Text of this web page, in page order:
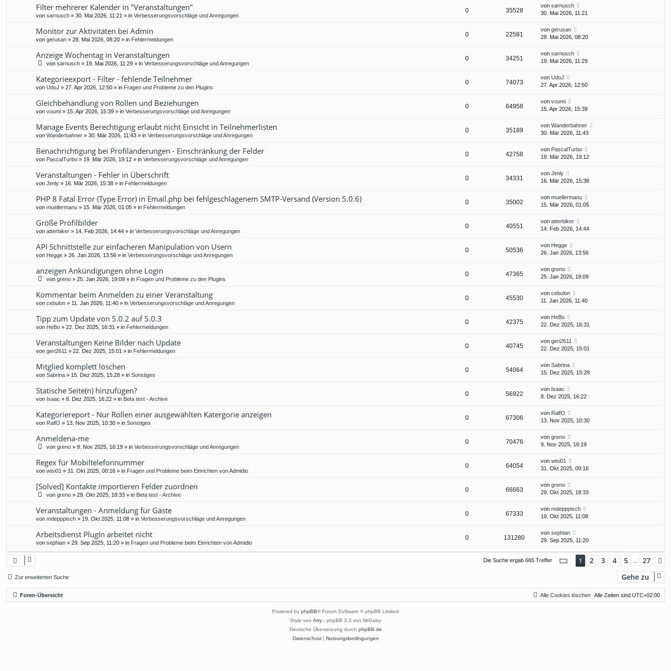
Filter mehrerer Kalender in "Veranstaltungen"
von sarnusch » 30. Mai 2026, 11:21 » in Verbesserungsvorschläge und Anregungen
0 35528
von sarnusch
30. Mai 2026, 11:21
Monitor zur Aktivitäten bei Admin
von gerusan » 28. Mai 2026, 08:20 » in Fehlermeldungen
0 22581
von gerusan
28. Mai 2026, 08:20
Anzeige Wochentag in Veranstaltungen
von sarnusch » 19. Mai 2026, 11:29 » in Verbesserungsvorschläge und Anregungen
0 34251
von sarnusch
19. Mai 2026, 11:29
Kategorieexport - Filter - fehlende Teilnehmer
von UdoJ » 27. Apr 2026, 12:50 » in Fragen und Probleme zu den Plugins
0 74073
von UdoJ
27. Apr 2026, 12:50
Gleichbehandlung von Rollen und Beziehungen
von voumi » 15. Apr 2026, 15:39 » in Verbesserungsvorschläge und Anregungen
0 64958
von voumi
15. Apr 2026, 15:39
Manage Events Berechtigung erlaubt nicht Einsicht in Teilnehmerlisten
von Wanderbahner » 30. Mär 2026, 11:43 » in Verbesserungsvorschläge und Anregungen
0 35189
von Wanderbahner
30. Mär 2026, 11:43
Benachrichtigung bei Profiländerungen - Einschränkung der Felder
von PascalTurbo » 19. Mär 2026, 19:12 » in Verbesserungsvorschläge und Anregungen
0 42758
von PascalTurbo
19. Mär 2026, 19:12
Veranstaltungen - Fehler in Überschrift
von Jimly » 16. Mär 2026, 15:38 » in Fehlermeldungen
0 34331
von Jimly
16. Mär 2026, 15:38
PHP 8 Fatal Error (Type Error) in Email.php bei fehlgeschlagenem SMTP-Versand (Version 5.0.6)
von muellermanu » 15. Mär 2026, 01:05 » in Fehlermeldungen
0 35002
von muellermanu
15. Mär 2026, 01:05
Größe Profilbilder
von atterbiker » 14. Feb 2026, 14:44 » in Verbesserungsvorschläge und Anregungen
0 40551
von atterbiker
14. Feb 2026, 14:44
API Schnittstelle zur einfacheren Manipulation von Usern
von Hegge » 26. Jan 2026, 13:56 » in Verbesserungsvorschläge und Anregungen
0 50536
von Hegge
26. Jan 2026, 13:56
anzeigen Ankündigungen ohne Login
von greno » 25. Jan 2026, 19:09 » in Fragen und Probleme zu den Plugins
0 47365
von greno
25. Jan 2026, 19:09
Kommentar beim Anmelden zu einer Veranstaltung
von cebulon » 11. Jan 2026, 11:40 » in Verbesserungsvorschläge und Anregungen
0 45530
von cebulon
11. Jan 2026, 11:40
Tipp zum Update von 5.0.2 auf 5.0.3
von HeBo » 22. Dez 2025, 16:31 » in Fehlermeldungen
0 42375
von HeBo
22. Dez 2025, 16:31
Veranstaltungen Keine Bilder nach Update
von geri2611 » 22. Dez 2025, 15:01 » in Fehlermeldungen
0 40745
von geri2611
22. Dez 2025, 15:01
Mitglied komplett löschen
von Sabrina » 15. Dez 2025, 15:28 » in Sonstiges
0 54064
von Sabrina
15. Dez 2025, 15:28
Statische Seite(n) hinzufügen?
von Isaac » 8. Dez 2025, 16:22 » in Beta test - Archive
0 56922
von Isaac
8. Dez 2025, 16:22
Kategoriereport - Nur Rollen einer ausgewählten Katergorie anzeigen
von RalfO » 13. Nov 2025, 10:30 » in Sonstiges
0 67306
von RalfO
13. Nov 2025, 10:30
Anmeldena-me
von greno » 9. Nov 2025, 16:19 » in Verbesserungsvorschläge und Anregungen
0 70476
von greno
9. Nov 2025, 16:19
Regex für Mobiltelefonnummer
von wisi01 » 31. Okt 2025, 00:16 » in Fragen und Probleme beim Einrichten von Admidio
0 64054
von wisi01
31. Okt 2025, 00:16
[Solved] Kontakte importieren Felder zuordnen
von greno » 29. Okt 2025, 18:33 » in Beta test - Archive
0 66663
von greno
29. Okt 2025, 18:33
Veranstaltungen - Anmeldung für Gäste
von mdepppisch » 19. Okt 2025, 11:08 » in Verbesserungsvorschläge und Anregungen
0 67333
von mdepppisch
19. Okt 2025, 11:08
Arbeitsdienst PlugIn arbeitet nicht
von sephian » 29. Sep 2025, 11:20 » in Fragen und Probleme beim Einrichten von Admidio
0 131280
von sephian
29. Sep 2025, 11:20
Die Suche ergab 665 Treffer Seite 1von 27
1 2 3 4 5 … 27
Zur erweiterten Suche Gehe zu
Foren-Übersicht Alle Zeiten sind UTC+02:00
Alle Cookies löschen
Powered by phpBB® Forum Software © phpBB Limited
Style von Arty - phpBB 3.3 von MrGaby
Deutsche Übersetzung durch phpBB.de
Datenschutz| Nutzungsbedingungen